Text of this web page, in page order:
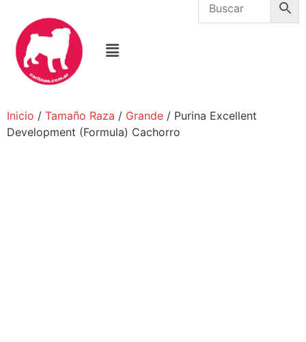
Inicio / Tamaño Raza / Grande / Purina Excellent
Development (Formula) Cachorro